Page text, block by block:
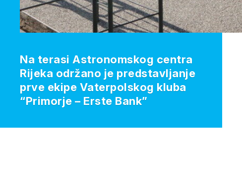
Na terasi Astronomskog centra
Rijeka održano je predstavljanje
prve ekipe Vaterpolskog kluba
“Primorje – Erste Bank”